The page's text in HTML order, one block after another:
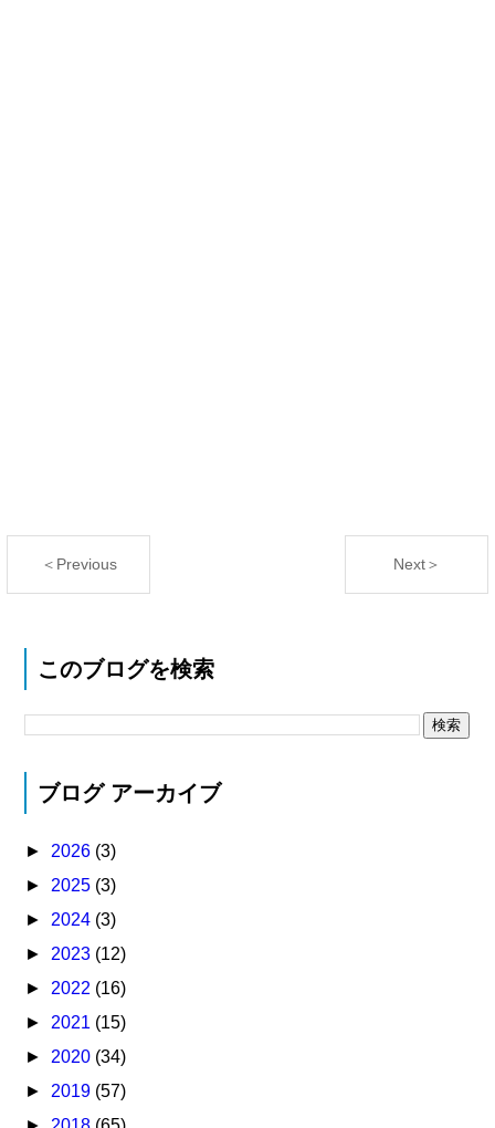
＜Previous Next＞
このブログを検索
ブログ アーカイブ
► 2026 (3)
► 2025 (3)
► 2024 (3)
► 2023 (12)
► 2022 (16)
► 2021 (15)
► 2020 (34)
► 2019 (57)